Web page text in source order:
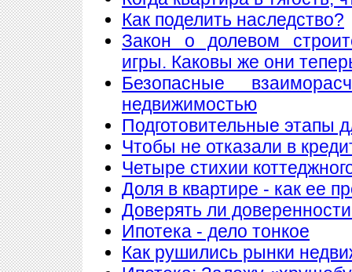
Как поделить наследство?
Закон о долевом
игры. Каковы же они
Безопасные
недвижимостью
Подготовительные этапы
Чтобы не отказали в
Четыре стихии
Доля в квартире - как ее
Доверять ли
Ипотека - дело тонкое
Как рушились рынки